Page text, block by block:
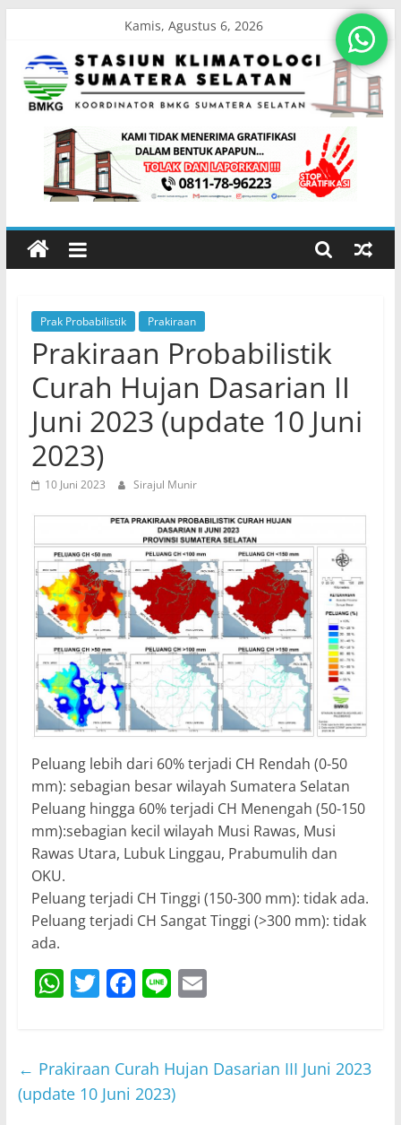
content
Kamis, Agustus 6, 2026
Stasiun
Klimatologi
Sumatera
Koordinator
BMKG
Sumatera
Selatan
Prak Probabilistik Prakiraan
Prakiraan Probabilistik
Curah Hujan Dasarian II
Juni 2023 (update 10 Juni
2023)
10 Juni 2023 Sirajul Munir
Peluang lebih dari 60% terjadi CH Rendah (0-50
mm): sebagian besar wilayah Sumatera Selatan
Peluang hingga 60% terjadi CH Menengah (50-150
mm):sebagian kecil wilayah Musi Rawas, Musi
Rawas Utara, Lubuk Linggau, Prabumulih dan
OKU.
Peluang terjadi CH Tinggi (150-300 mm): tidak ada.
Peluang terjadi CH Sangat Tinggi (>300 mm): tidak
ada.
W
s
A
T
er
F
e
b
Li E
l
← Prakiraan Curah Hujan Dasarian III Juni 2023
(update 10 Juni 2023)